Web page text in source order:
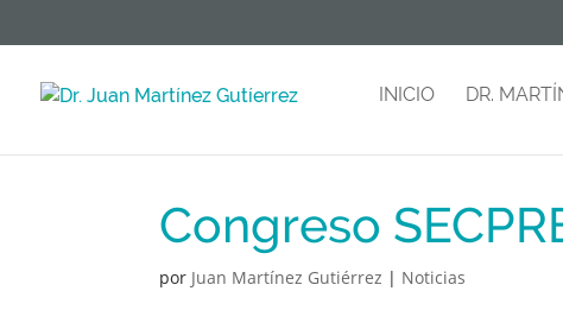
INICIO DR.
Congreso
por Juan Martínez Gutiérrez | Noticias